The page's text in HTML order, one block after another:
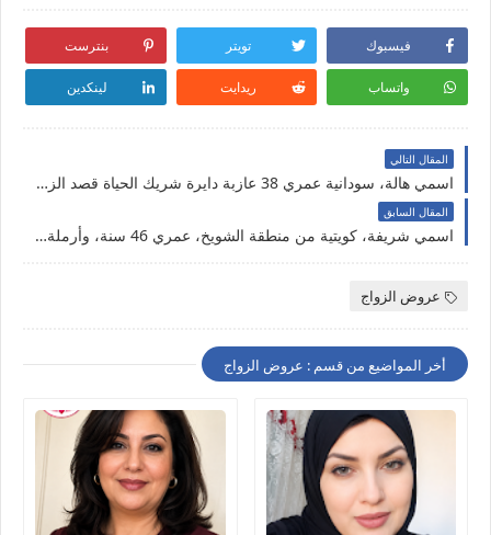
فيسبوك تويتر بنترست
واتساب ريدايت لينكدين
المقال التالي
اسمي هالة، سودانية عمري 38 عازبة دايرة شريك الحياة قصد الزواج الحلال و الاستقرار الأسري
المقال السابق
اسمي شريفة، كويتية من منطقة الشويخ، عمري 46 سنة، وأرملة أبحث عن شريك الحياة الزواج الحلال و الاستقرار الجاد
عروض الزواج
أخر المواضيع من قسم : عروض الزواج